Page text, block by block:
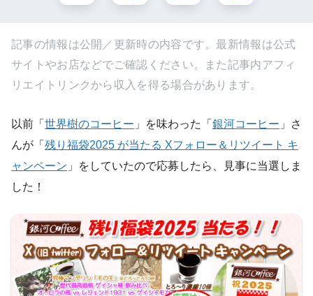
記事の情報は公開／更新時の内容です。最新情報は公式
サイトやお店などでご確認ください。また記事内アフィ
リエイトリンクから収入を得る場合があります。
以前「 世界樹のコーヒー 」を味わった「 銀河コーヒー 」さ
んが「 残り福袋2025 が当たる Xフォロー＆リツイート キ
ャンペーン 」をしていたので応募したら、見事に当選しま
した！